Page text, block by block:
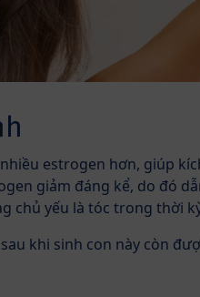
estrogen hơn, giúp
giảm đáng kể, do đó
chủ yếu là tóc trong thời
khi sinh con này còn